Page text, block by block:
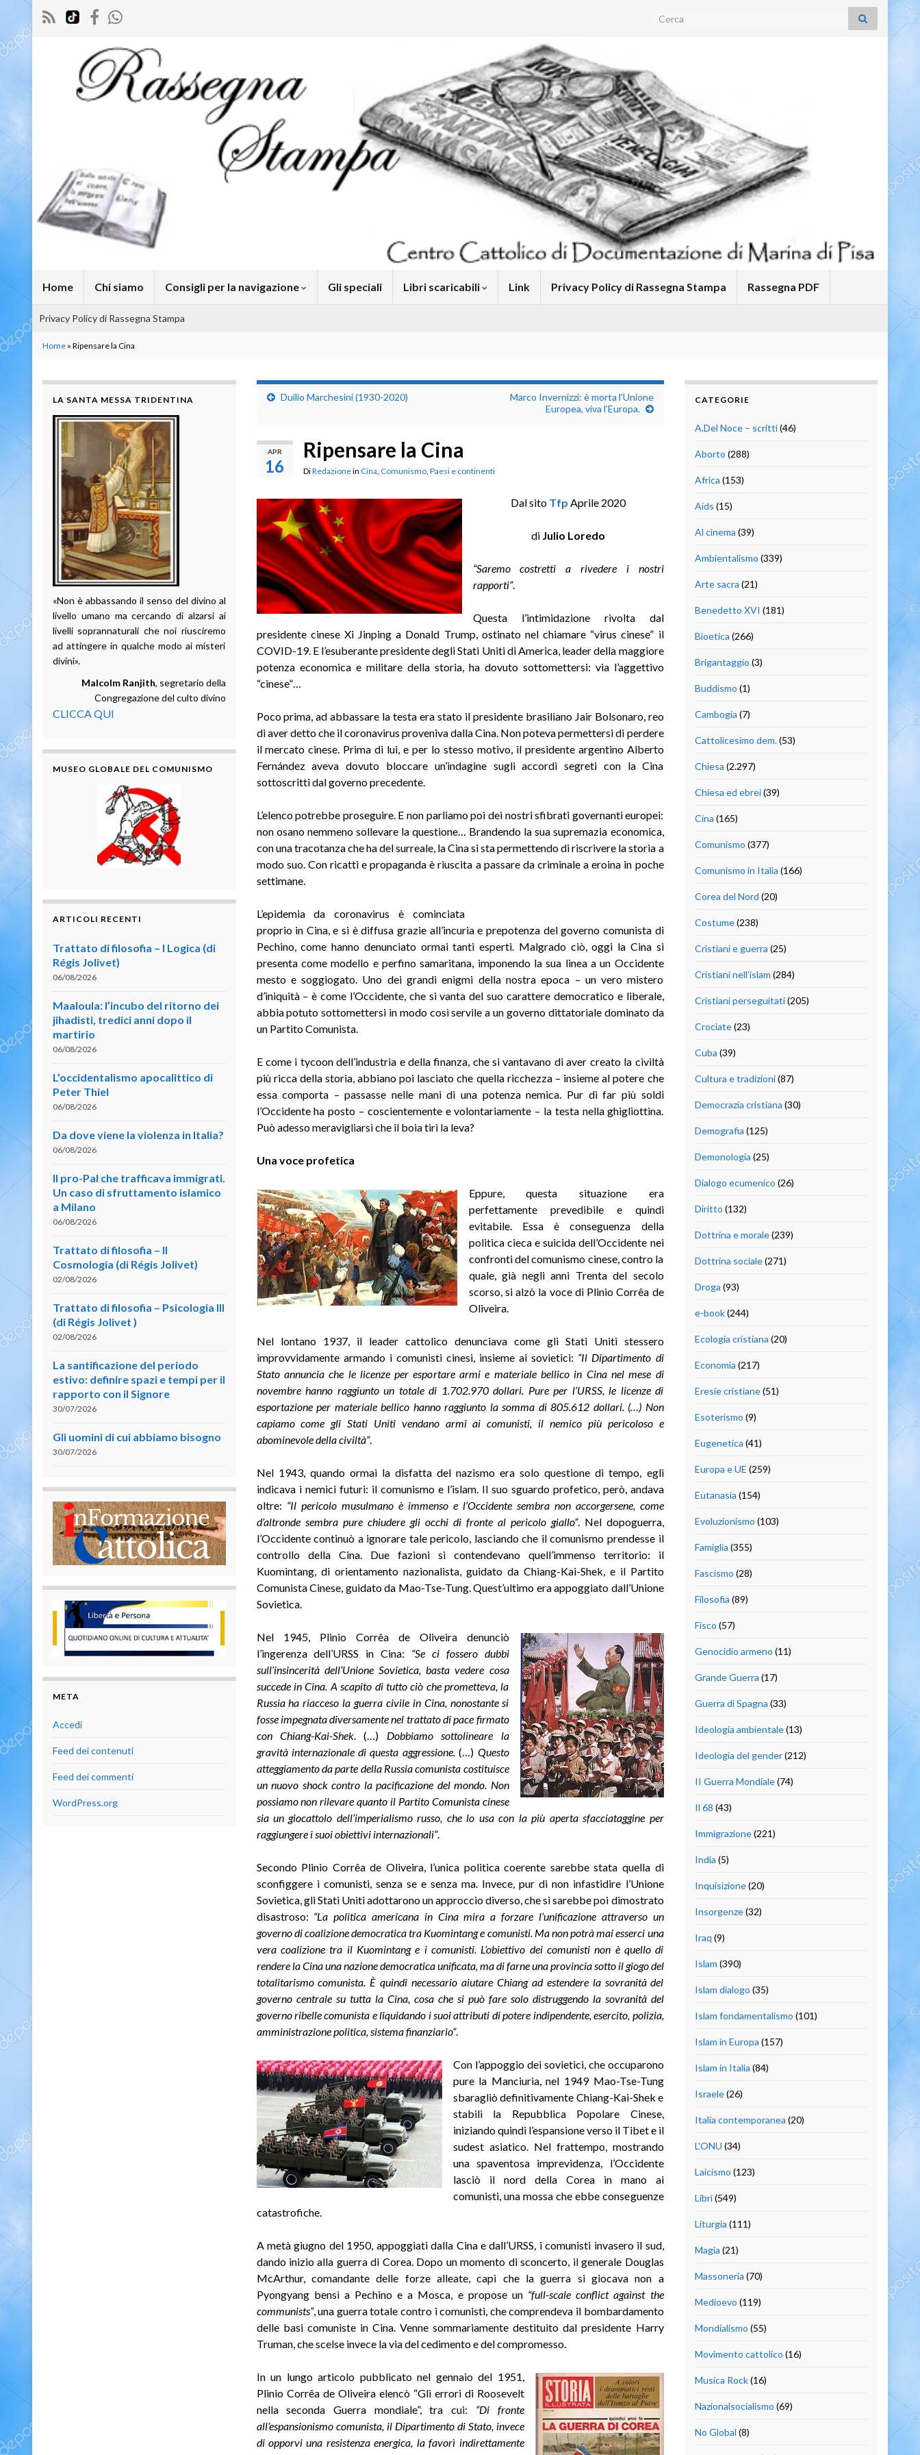
Search for:
Home Chi siamo Consigli per la navigazione Gli speciali Libri scaricabili Link Privacy Policy di Rassegna Stampa Rassegna PDF
Privacy Policy di Rassegna Stampa
Home » Ripensare la Cina
Duilio Marchesini (1930-2020)
Marco Invernizzi: è morta l’Unione
Europea, viva l’Europa.
APR
16
Ripensare la Cina
DiRedazionein Cina Comunismo, Paesi e continenti
Dal sito Tfp Aprile 2020
di Julio Loredo
“Saremo costretti a rivedere i nostri
rapporti”.
Questa l’intimidazione rivolta dal
presidente cinese Xi Jinping a Donald Trump, ostinato nel chiamare “virus cinese” il
COVID-19. E l’esuberante presidente degli Stati Uniti di America, leader della maggiore
potenza economica e militare della storia, ha dovuto sottomettersi: via l’aggettivo
“cinese”…
Poco prima, ad abbassare la testa era stato il presidente brasiliano Jair Bolsonaro, reo
di aver detto che il coronavirus proveniva dalla Cina. Non poteva permettersi di perdere
il mercato cinese. Prima di lui, e per lo stesso motivo, il presidente argentino Alberto
Fernández aveva dovuto bloccare un’indagine sugli accordi segreti con la Cina
sottoscritti dal governo precedente.
L’elenco potrebbe proseguire. E non parliamo poi dei nostri sfibrati governanti europei:
non osano nemmeno sollevare la questione… Brandendo la sua supremazia economica,
con una tracotanza che ha del surreale, la Cina si sta permettendo di riscrivere la storia a
modo suo. Con ricatti e propaganda è riuscita a passare da criminale a eroina in poche
settimane.
L’epidemia da coronavirus è cominciata
proprio in Cina, e si è diffusa grazie all’incuria e prepotenza del governo comunista di
Pechino, come hanno denunciato ormai tanti esperti. Malgrado ciò, oggi la Cina si
presenta come modello e perfino samaritana, imponendo la sua linea a un Occidente
mesto e soggiogato. Uno dei grandi enigmi della nostra epoca – un vero mistero
d’iniquità – è come l’Occidente, che si vanta del suo carattere democratico e liberale,
abbia potuto sottomettersi in modo così servile a un governo dittatoriale dominato da
un Partito Comunista.
E come i tycoon dell’industria e della finanza, che si vantavano di aver creato la civiltà
più ricca della storia, abbiano poi lasciato che quella ricchezza – insieme al potere che
essa comporta – passasse nelle mani di una potenza nemica. Pur di far più soldi
l’Occidente ha posto – coscientemente e volontariamente – la testa nella ghigliottina.
Può adesso meravigliarsi che il boia tiri la leva?
Una voce profetica
Eppure, questa situazione era
perfettamente prevedibile e quindi
evitabile. Essa è conseguenza della
politica cieca e suicida dell’Occidente nei
confronti del comunismo cinese, contro la
quale, già negli anni Trenta del secolo
scorso, si alzò la voce di Plinio Corrêa de
Oliveira.
Nel lontano 1937, il leader cattolico denunciava come gli Stati Uniti stessero
improvvidamente armando i comunisti cinesi, insieme ai sovietici: “Il Dipartimento di
Stato annuncia che le licenze per esportare armi e materiale bellico in Cina nel mese di
novembre hanno raggiunto un totale di 1.702.970 dollari. Pure per l’URSS, le licenze di
esportazione per materiale bellico hanno raggiunto la somma di 805.612 dollari. (…) Non
capiamo come gli Stati Uniti vendano armi ai comunisti, il nemico più pericoloso e
abominevole della civiltà”.
Nel 1943, quando ormai la disfatta del nazismo era solo questione di tempo, egli
indicava i nemici futuri: il comunismo e l’islam. Il suo sguardo profetico, però, andava
oltre: “Il pericolo musulmano è immenso e l’Occidente sembra non accorgersene, come
d’altronde sembra pure chiudere gli occhi di fronte al pericolo giallo”. Nel dopoguerra,
l’Occidente continuò a ignorare tale pericolo, lasciando che il comunismo prendesse il
controllo della Cina. Due fazioni si contendevano quell’immenso territorio: il
Kuomintang, di orientamento nazionalista, guidato da Chiang-Kai-Shek, e il Partito
Comunista Cinese, guidato da Mao-Tse-Tung. Quest’ultimo era appoggiato dall’Unione
Sovietica.
Nel 1945, Plinio Corrêa de Oliveira denunciò
l’ingerenza dell’URSS in Cina: “Se ci fossero dubbi
sull’insincerità dell’Unione Sovietica, basta vedere cosa
succede in Cina. A scapito di tutto ciò che prometteva, la
Russia ha riacceso la guerra civile in Cina, nonostante si
fosse impegnata diversamente nel trattato di pace firmato
con Chiang-Kai-Shek.
(…) Dobbiamo sottolineare la
gravità internazionale di questa aggressione.(…) Questo
atteggiamento da parte della Russia comunista costituisce
un nuovo shock contro la pacificazione del mondo. Non
possiamo non rilevare quanto il Partito Comunista cinese
sia un giocattolo dell’imperialismo russo, che lo usa con la più aperta sfacciataggine per
raggiungere i suoi obiettivi internazionali”.
Secondo Plinio Corrêa de Oliveira, l’unica politica coerente sarebbe stata quella di
sconfiggere i comunisti, senza se e senza ma. Invece, pur di non infastidire l’Unione
Sovietica, gli Stati Uniti adottarono un approccio diverso, che si sarebbe poi dimostrato
disastroso: “La politica americana in Cina mira a forzare l’unificazione attraverso un
governo di coalizione democratica tra Kuomintang e comunisti. Ma non potrà mai esserci una
vera coalizione tra il Kuomintang e i comunisti. L’obiettivo dei comunisti non è quello di
rendere la Cina una nazione democratica unificata, ma di farne una provincia sotto il giogo del
totalitarismo comunista. È quindi necessario aiutare Chiang ad estendere la sovranità del
governo centrale su tutta la Cina, cosa che si può fare solo distruggendo la sovranità del
governo ribelle comunista e liquidando i suoi attributi di potere indipendente, esercito, polizia,
amministrazione politica, sistema finanziario”.
Con l’appoggio dei sovietici, che occuparono
pure la Manciuria, nel 1949 Mao-Tse-Tung
sbaragliò definitivamente Chiang-Kai-Shek e
stabilì la Repubblica Popolare Cinese,
iniziando quindi l’espansione verso il Tibet e il
sudest asiatico. Nel frattempo, mostrando
una spaventosa imprevidenza, l’Occidente
lasciò il nord della Corea in mano ai
comunisti, una mossa che ebbe conseguenze
catastrofiche.
A metà giugno del 1950, appoggiati dalla Cina e dall’URSS, i comunisti invasero il sud,
dando inizio alla guerra di Corea. Dopo un momento di sconcerto, il generale Douglas
McArthur, comandante delle forze alleate, capì che la guerra si giocava non a
Pyongyang bensì a Pechino e a Mosca, e propose un “full-scale conflict against the
communists”, una guerra totale contro i comunisti, che comprendeva il bombardamento
delle basi comuniste in Cina. Venne sommariamente destituito dal presidente Harry
Truman, che scelse invece la via del cedimento e del compromesso.
In un lungo articolo pubblicato nel gennaio del 1951,
Plinio Corrêa de Oliveira elencò “Gli errori di Roosevelt
nella seconda Guerra mondiale”, tra cui: “Di fronte
all’espansionismo comunista, il Dipartimento di Stato, invece
di opporvi una resistenza energica, la favorì indirettamente
LA SANTA MESSA TRIDENTINA
«Non è abbassando il senso del divino al
livello umano ma cercando di alzarsi ai
livelli soprannaturali che noi riusciremo
ad attingere in qualche modo ai misteri
divini».
Malcolm Ranjith, segretario della
Congregazione del culto divino
CLICCA QUI
MUSEO GLOBALE DEL COMUNISMO
ARTICOLI RECENTI
Trattato di filosofia – I Logica (di
Régis Jolivet)
06/08/2026
Maaloula: l’incubo del ritorno dei
jihadisti, tredici anni dopo il
martirio
06/08/2026
L’occidentalismo apocalittico di
Peter Thiel
06/08/2026
Da dove viene la violenza in Italia?
06/08/2026
Il pro-Pal che trafficava immigrati.
Un caso di sfruttamento islamico
a Milano
06/08/2026
Trattato di filosofia – II
Cosmologia (di Régis Jolivet)
02/08/2026
Trattato di filosofia – Psicologia III
(di Régis Jolivet )
02/08/2026
La santificazione del periodo
estivo: definire spazi e tempi per il
rapporto con il Signore
30/07/2026
Gli uomini di cui abbiamo bisogno
30/07/2026
META
Accedi
Feed dei contenuti
Feed dei commenti
WordPress.org
CATEGORIE
A.Del Noce – scritti(46)
Aborto (288)
Africa (153)
Aids (15)
Al cinema (39)
Ambientalismo (339)
Arte sacra (21)
Benedetto XVI (181)
Bioetica (266)
Brigantaggio (3)
Buddismo (1)
Cambogia (7)
Cattolicesimo dem.(53)
Chiesa (2.297)
Chiesa ed ebrei(39)
Cina (165)
Comunismo (377)
Comunismo in Italia (166)
Corea del Nord (20)
Costume(238)
Cristiani e guerra (25)
Cristiani nell'islam (284)
Cristiani perseguitati(205)
Crociate(23)
Cuba (39)
Cultura e tradizioni(87)
Democrazia cristiana (30)
Demografia (125)
Demonologia (25)
Dialogo ecumenico (26)
Diritto (132)
Dottrina e morale(239)
Dottrina sociale(271)
Droga (93)
e-book(244)
Ecologia cristiana (20)
Economia (217)
Eresie cristiane(51)
Esoterismo (9)
Eugenetica (41)
Europa e UE (259)
Eutanasia (154)
Evoluzionismo (103)
Famiglia (355)
Fascismo (28)
Filosofia (89)
Fisco (57)
Genocidio armeno (11)
Grande Guerra (17)
Guerra di Spagna (33)
Ideologia ambientale(13)
Ideologia del gender(212)
II Guerra Mondiale(74)
Il 68 (43)
Immigrazione(221)
India (5)
Inquisizione(20)
Insorgenze(32)
Iraq (9)
Islam (390)
Islam dialogo (35)
Islam fondamentalismo (101)
Islam in Europa (157)
Islam in Italia (84)
Israele(26)
Italia contemporanea (20)
L'ONU (34)
Laicismo (123)
Libri(549)
Liturgia (111)
Magia (21)
Massoneria (70)
Medioevo (119)
Mondialismo (55)
Movimento cattolico (16)
Musica Rock(16)
Nazionalsocialismo (69)
No Global (8)